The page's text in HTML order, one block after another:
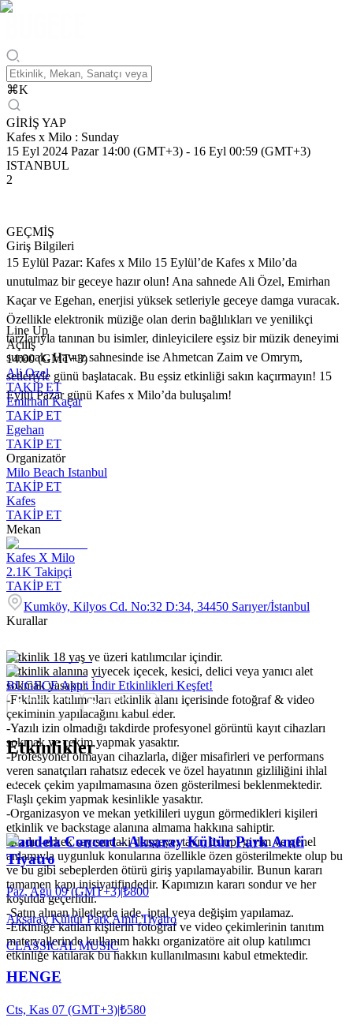
⌘K
GİRİŞ YAP
Kafes x Milo : Sunday
15 Eyl 2024 Pazar 14:00 (GMT+3) - 16 Eyl 00:59 (GMT+3)
ISTANBUL
2
GEÇMİŞ
Giriş Bilgileri
15 Eylül Pazar: Kafes x Milo 15 Eylül’de Kafes x Milo’da
unutulmaz bir geceye hazır olun! Ana sahnede Ali Özel, Emirhan
Kaçar ve Egehan, enerjisi yüksek setleriyle geceye damga vuracak.
Özellikle elektronik müziğe olan derin bağlılıkları ve yenilikçi
tarzlarıyla tanınan bu isimler, dinleyicilere eşsiz bir müzik deneyimi
sunacak. Havuz sahnesinde ise Ahmetcan Zaim ve Omrym,
setleriyle günü başlatacak. Bu eşsiz etkinliği sakın kaçırmayın! 15
Eylül Pazar günü Kafes x Milo’da buluşalım!
Line Up
Açılış
14:00 (GMT+3)
Ali Ozel
TAKİP ET
Emirhan Kaçar
TAKİP ET
Egehan
TAKİP ET
Organizatör
Milo Beach Istanbul
TAKİP ET
Kafes
TAKİP ET
Mekan
Kafes X Milo
2.1K Takipçi
TAKİP ET
Kumköy, Kilyos Cd. No:32 D:34, 34450 Sarıyer/İstanbul
Kurallar
-Etkinlik 18 yaş ve üzeri katılımcılar içindir.
-Etkinlik alanına yiyecek içecek, kesici, delici veya yanıcı alet
sokmak yasaktır.
-Etkinlik katılımcıları etkinlik alanı içerisinde fotoğraf & video
çekiminin yapılacağını kabul eder.
-Yazılı izin olmadığı takdirde profesyonel görüntü kayıt cihazları
sokmak ve çekim yapmak yasaktır.
-Profesyonel olmayan cihazlarla, diğer misafirleri ve performans
veren sanatçıları rahatsız edecek ve özel hayatının gizliliğini ihlal
edecek çekim yapılmamasına özen gösterilmesi beklenmektedir.
Flaşlı çekim yapmak kesinlikle yasaktır.
-Organizasyon ve mekan yetkilileri uygun görmedikleri kişileri
etkinlik ve backstage alanına almama hakkına sahiptir.
-Kadın-erkek sayısındaki dengeye, tavır, üslup, giyim ve genel
anlamıyla uygunluk konularına özellikle özen gösterilmekte olup bu
ve bu gibi sebeplerden ötürü giriş yapılamayabilir. Bunun kararı
tamamen kapı inisiyatifindedir. Kapımızın kararı sondur ve her
koşulda geçerlidir.
-Satın alınan biletlerde iade, iptal veya değişim yapılamaz.
-Etkinliğe katılan kişilerin fotoğraf ve video çekimlerinin tanıtım
materyallerinde kullanım hakkı organizatöre ait olup katılımcı
etkinliğe katılarak bu hakkın kullanılmasını kabul etmektedir.
BUGECE App'i İndir Etkinlikleri Keşfet!
Etkinlikler
Candela Concert - Aksaray Kültür Park Amfi
Tiyatro
Paz, Ağu 09 (GMT+3)|₺800
Aksaray Kültür Park Amfi Tiyatro
CLASSICAL MUSIC
HENGE
Cts, Kas 07 (GMT+3)|₺580